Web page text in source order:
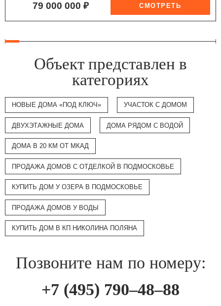
79 000 000 ₽
Объект представлен в
категориях
НОВЫЕ ДОМА «ПОД КЛЮЧ» УЧАСТОК С ДОМОМ
ДВУХЭТАЖНЫЕ ДОМА ДОМА РЯДОМ С ВОДОЙ
ДОМА В 20 КМ ОТ МКАД
ПРОДАЖА ДОМОВ С ОТДЕЛКОЙ В ПОДМОСКОВЬЕ
КУПИТЬ ДОМ У ОЗЕРА В ПОДМОСКОВЬЕ
ПРОДАЖА ДОМОВ У ВОДЫ
КУПИТЬ ДОМ В КП НИКОЛИНА ПОЛЯНА
Позвоните нам по номеру:
+7 (495) 790–48–88